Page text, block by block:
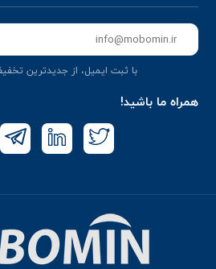
با ثبت ایمیل، از جدید‌ترین
همراه ما باشید!